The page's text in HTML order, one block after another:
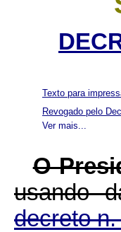
Ver mais...
Texto para
Revogado pelo
O
usando
decreto